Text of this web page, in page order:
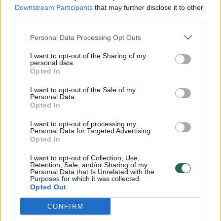
Downstream Participants that may further disclose it to other
Personal Data Processing Opt Outs
I want to opt-out of the Sharing of my
personal data.
Opted In
I want to opt-out of the Sale of my
Personal Data.
Opted In
I want to opt-out of processing my
Personal Data for Targeted Advertising.
Opted In
I want to opt-out of Collection, Use,
Retention, Sale, and/or Sharing of my
Personal Data that Is Unrelated with the
Purposes for which it was collected.
Opted Out
CONFIRM
32 laipsnių šilumos
Žinios | Orai
00:15:54
V. Zalužno pasisakymą laiko bandymu įsitvirtinti
Ukrainos politikoje: jis yra neteisus
Nufilmavo, kaip patvino Vilniaus Vakarinis aplinkkelis:
vaizdas pribloškia
Žinios | Lietuvos diena
Visi įrašai